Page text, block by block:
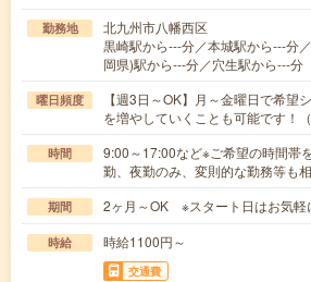
勤務地
北九州市八幡西区
黒崎駅から---分／本城駅から---分
岡県)駅から---分／穴生駅から---分
曜日頻度
【週3日～OK】月～金曜日で希望
を増やしていくことも可能です！
時間
9:00～17:00など※ご希望の時間帯
勤、夜勤のみ、変則的な勤務等も
期間 2ヶ月～OK ※スタート日はお気軽
時給 時給1100円～
交通費